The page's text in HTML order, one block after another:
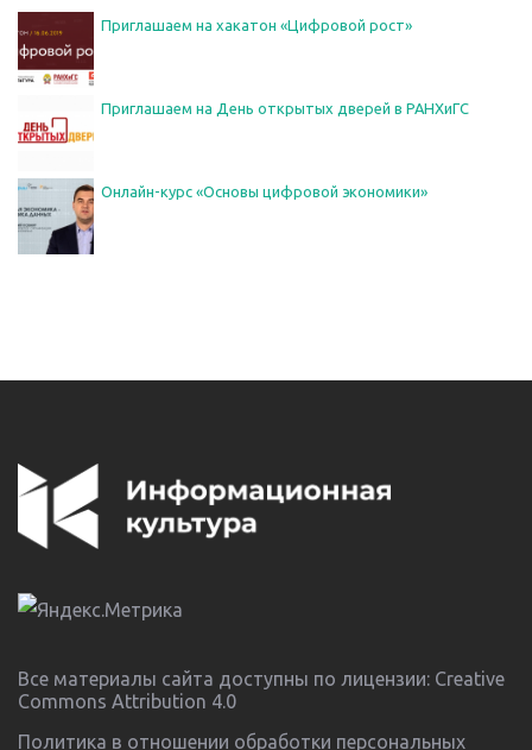
Приглашаем на хакатон «Цифровой рост»
Приглашаем на День открытых дверей в РАНХиГС
Онлайн-курс «Основы цифровой экономики»
Все материалы сайта доступны по лицензии: Creative
Commons Attribution 4.0
Политика в отношении обработки персональных